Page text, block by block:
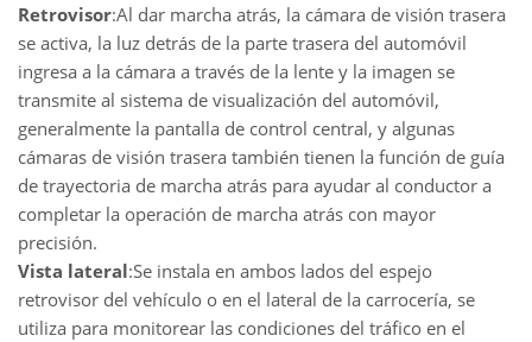
Retrovisor:Al dar marcha atrás, la cámara de visión trasera
se activa, la luz detrás de la parte trasera del automóvil
ingresa a la cámara a través de la lente y la imagen se
transmite al sistema de visualización del automóvil,
generalmente la pantalla de control central, y algunas
cámaras de visión trasera también tienen la función de guía
de trayectoria de marcha atrás para ayudar al conductor a
completar la operación de marcha atrás con mayor
precisión.
Vista lateral:Se instala en ambos lados del espejo
retrovisor del vehículo o en el lateral de la carrocería, se
utiliza para monitorear las condiciones del tráfico en el